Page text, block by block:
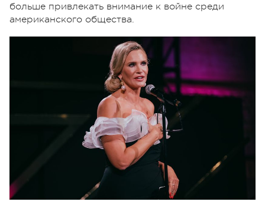
больше привлекать внимание к войне среди
американского общества.